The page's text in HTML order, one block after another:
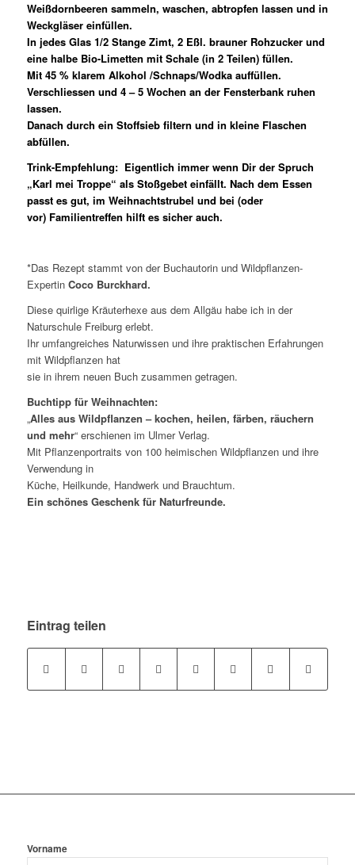
Weißdornbeeren sammeln, waschen, abtropfen lassen und in
Weckgläser einfüllen.
In jedes Glas 1/2 Stange Zimt, 2 Eßl. brauner Rohzucker und
eine halbe Bio-Limetten mit Schale (in 2 Teilen) füllen.
Mit 45 % klarem Alkohol /Schnaps/Wodka auffüllen.
Verschliessen und 4 – 5 Wochen an der Fensterbank ruhen
lassen.
Danach durch ein Stoffsieb filtern und in kleine Flaschen
abfüllen.
Trink-Empfehlung: Eigentlich immer wenn Dir der Spruch
„Karl mei Troppe“ als Stoßgebet einfällt. Nach dem Essen
passt es gut, im Weihnachtstrubel und bei (oder
vor) Familientreffen hilft es sicher auch.
*Das Rezept stammt von der Buchautorin und Wildpflanzen-
Expertin Coco Burckhard.
Diese quirlige Kräuterhexe aus dem Allgäu habe ich in der
Naturschule Freiburg erlebt.
Ihr umfangreiches Naturwissen und ihre praktischen Erfahrungen
mit Wildpflanzen hat
sie in ihrem neuen Buch zusammen getragen.
Buchtipp für Weihnachten:
„Alles aus Wildpflanzen – kochen, heilen, färben, räuchern
und mehr“ erschienen im Ulmer Verlag.
Mit Pflanzenportraits von 100 heimischen Wildpflanzen und ihre
Verwendung in
Küche, Heilkunde, Handwerk und Brauchtum.
Ein schönes Geschenk für Naturfreunde.
Eintrag teilen
Vorname